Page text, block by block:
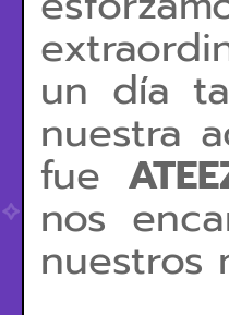
un día
nuestra
fue
nos
nuestros